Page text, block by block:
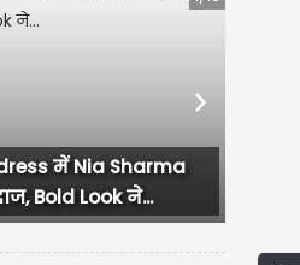
सिल्क साड़ी पहन Rakul
Singh ने ढाया कहर, रॉयल
Next